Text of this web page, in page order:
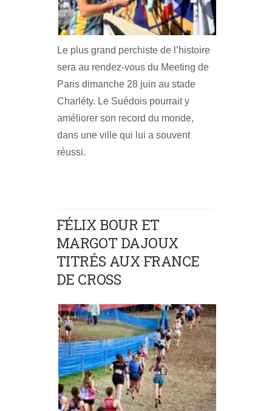
Le plus grand perchiste de l’histoire
sera au rendez-vous du Meeting de
Paris dimanche 28 juin au stade
Charléty. Le Suédois pourrait y
améliorer son record du monde,
dans une ville qui lui a souvent
réussi.
FÉLIX BOUR ET
MARGOT DAJOUX
TITRÉS AUX FRANCE
DE CROSS